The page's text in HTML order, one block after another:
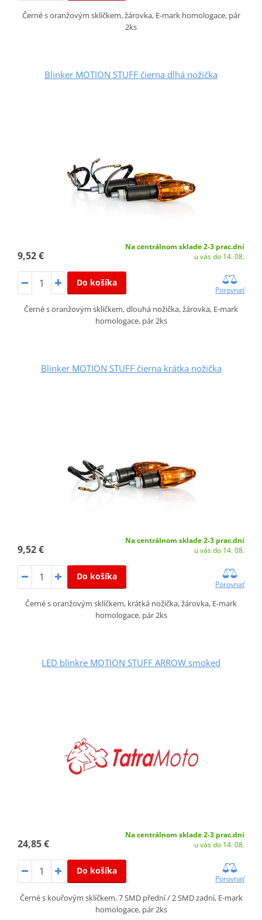
Černé s oranžovým sklíčkem, žárovka, E-mark homologace, pár
2ks
Blinker MOTION STUFF čierna dlhá nožička
9,52 €
Na centrálnom sklade 2-3 prac.dni
u vás do 14. 08.
Do košíka
Porovnať
Černé s oranžovým sklíčkem, dlouhá nožička, žárovka, E-mark
homologace, pár 2ks
Blinker MOTION STUFF čierna krátka nožička
9,52 €
Na centrálnom sklade 2-3 prac.dni
u vás do 14. 08.
Do košíka
Porovnať
Černé s oranžovým sklíčkem, krátká nožička, žárovka, E-mark
homologace, pár 2ks
LED blinkre MOTION STUFF ARROW smoked
24,85 €
Na centrálnom sklade 2-3 prac.dni
u vás do 14. 08.
Do košíka
Porovnať
Černé s kouřovým sklíčkem, 7 SMD přední / 2 SMD zadní, E-mark
homologace, pár 2ks